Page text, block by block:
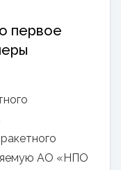
первое
АО «НПО